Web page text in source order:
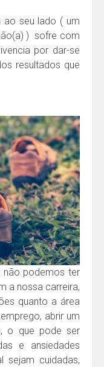
ao seu lado ( um
) sofre com
por dar-se
resultados que
não podemos ter
a nossa carreira,
quanto a área
abrir um
o que pode ser
e ansiedades
sejam cuidadas,